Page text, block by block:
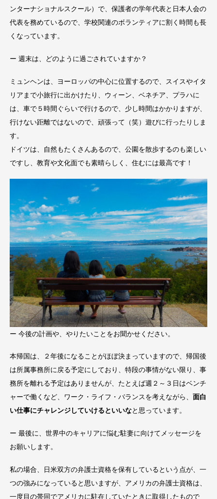
ンターナショナルスクール）で、保護者の学年代表と日本人会の
代表を務めているので、学校関連のボランティアに割く時間も長
くなっています。
ー 週末は、どのように過ごされていますか？
ミュンヘンは、ヨーロッパの中心に位置するので、スイスやイタ
リアまで小旅行に出かけたり、ウィーン、ベネチア、プラハに
は、車で５時間ぐらいで行けるので、少し時間はかかりますが、
行けない距離ではないので、頑張って（笑）遊びに行ったりしま
す。
ドイツは、自然もたくさんあるので、公園を散歩するのも楽しい
ですし、教育や文化面でも素晴らしく、住むには最高です！
ー 今後の計画や、やりたいことをお聞かせください。
本帰国は、２年後になることがほぼ決まっていますので、帰国後
は所属事務所に戻る予定にしており、特段の事情がない限り、事
務所を離れる予定はありませんが、たとえば週２～３日はベンチ
ャーで働くなど、ワーク・ライフ・バランスを考えながら、 面白
い仕事にチャレンジしていけるといいなと思っています。
ー 最後に、世界中のキャリアに悩む駐妻に向けてメッセージを
お願いします。
私の場合、日米双方の弁護士資格を保有しているという点が、一
つの強みになっていると思いますが、アメリカの弁護士資格は、
一度目の帯同でアメリカに駐在していたときに取得したもので